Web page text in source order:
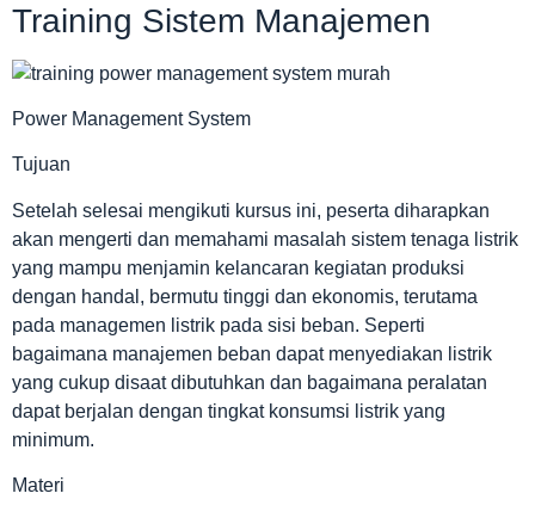
Training Sistem Manajemen
Power Management System
Tujuan
Setelah selesai mengikuti kursus ini, peserta diharapkan
akan mengerti dan memahami masalah sistem tenaga listrik
yang mampu menjamin kelancaran kegiatan produksi
dengan handal, bermutu tinggi dan ekonomis, terutama
pada managemen listrik pada sisi beban. Seperti
bagaimana manajemen beban dapat menyediakan listrik
yang cukup disaat dibutuhkan dan bagaimana peralatan
dapat berjalan dengan tingkat konsumsi listrik yang
minimum.
Materi